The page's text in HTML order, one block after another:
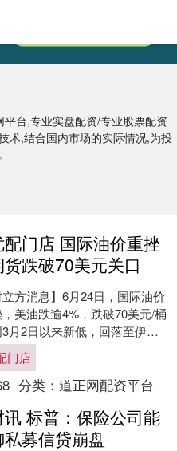
台,专业实盘配资/专业股票配资
术,结合国内市场的实际情况,为投
门店 国际油价重挫
跌破70美元关口
立方消息】6月24日，国际油价
美油跌逾4%，跌破70美元/桶
月2日以来新低，回落至伊朗
水平；布油跌逾4%，至73.60
门店
分类： 道正网配资平台
讯 标普：保险公司能
募信贷崩盘